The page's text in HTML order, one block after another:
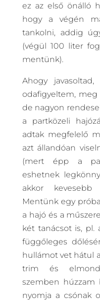
ez az első önálló
hogy a végén
tankolni, addig
(végül 100 liter
mentünk).
Ahogy
odafigyeltem, meg
de nagyon
a partközeli
adtak megfelelő
azt állandóan
(mert épp a
eshetnek
akkor
Mentünk egy
a hajó és a
két tanácsot is, pl.
függőleges
hullámot vet hátul
trim és
szemben
nyomja a csónak